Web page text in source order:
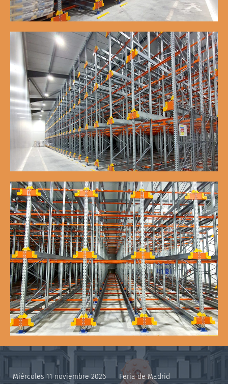
Miércoles 11 noviembre 2026
Feria de Madrid